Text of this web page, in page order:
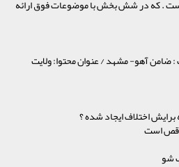
. که در شش بخش با موضوعات فوق ارائه
ضامن آهو- مشهد / عنوان محتوا: ولایت
اختلاف ایجاد شده ؟
است
شو